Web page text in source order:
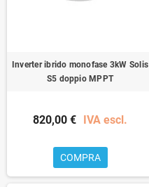
Inverter ibrido monofase 3kW Solis
S5 doppio MPPT
820,00 € IVA escl.
COMPRA